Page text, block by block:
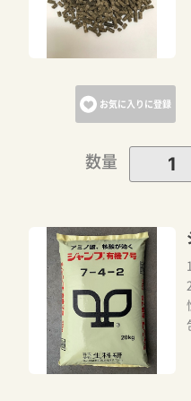
お気に入りに登録
数量
2